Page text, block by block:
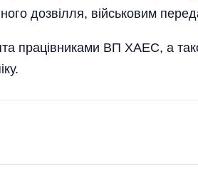
дозвілля, військовим
працівниками ВП ХАЕС, а